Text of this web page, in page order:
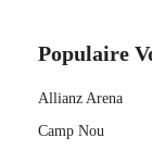
Populaire
Allianz Arena
Camp Nou